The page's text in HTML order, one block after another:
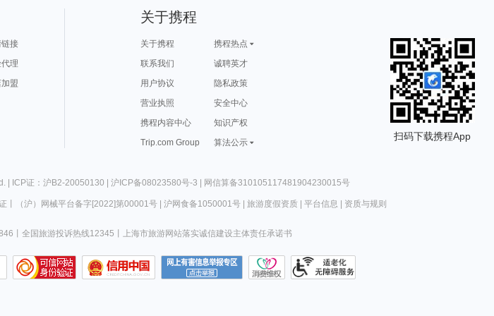
接
理
盟
关于携程
关于携程
携程热点
联系我们
诚聘英才
用户协议
隐私政策
营业执照
安全中心
携程内容中心
知识产权
Trip.com Group
算法公示
扫码下载携程App
| ICP证：沪B2-20050130 | 沪ICP备08023580号-3 | 网信算备310105117481904230015号
（沪）网械平台备字[2022]第00001号| 沪网食备1050001号| 旅游度假资质| 平台信息 | 资质与规则
全国旅游投诉热线12345 上海市旅游网站落实诚信建设主体责任承诺书